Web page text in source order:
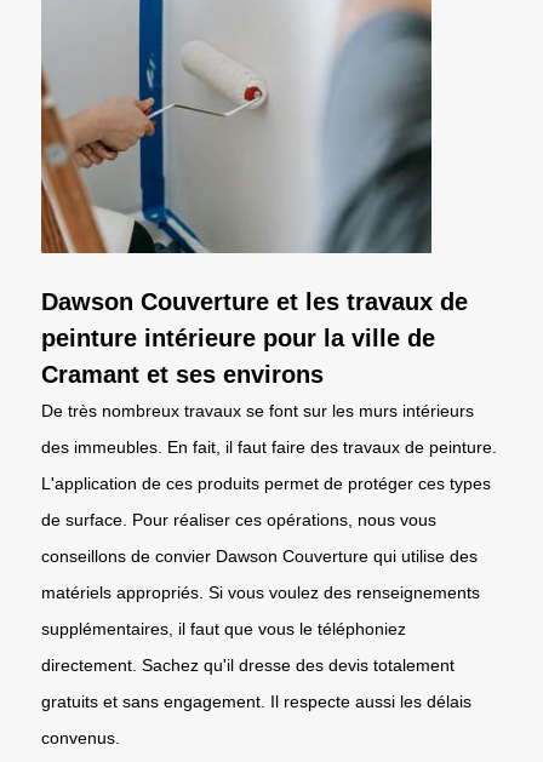
Dawson Couverture et les travaux de
peinture intérieure pour la ville de
Cramant et ses environs
De très nombreux travaux se font sur les murs intérieurs
des immeubles. En fait, il faut faire des travaux de peinture.
L'application de ces produits permet de protéger ces types
de surface. Pour réaliser ces opérations, nous vous
conseillons de convier Dawson Couverture qui utilise des
matériels appropriés. Si vous voulez des renseignements
supplémentaires, il faut que vous le téléphoniez
directement. Sachez qu'il dresse des devis totalement
gratuits et sans engagement. Il respecte aussi les délais
convenus.